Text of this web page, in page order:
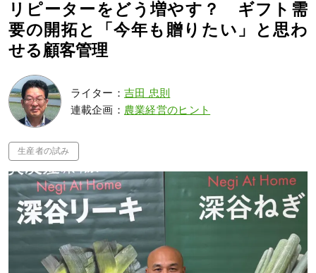
リピーターをどう増やす？ ギフト需
要の開拓と「今年も贈りたい」と思わ
せる顧客管理
ライター： 吉田 忠則
連載企画： 農業経営のヒント
生産者の試み